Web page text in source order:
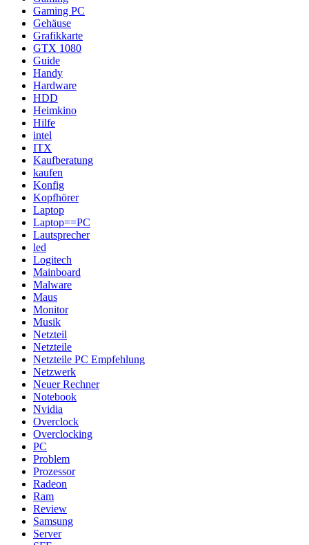
Gaming PC
Gehäuse
Grafikkarte
GTX 1080
Guide
Handy
Hardware
HDD
Heimkino
Hilfe
intel
ITX
Kaufberatung
kaufen
Konfig
Kopfhörer
Laptop
Laptop==PC
Lautsprecher
led
Logitech
Mainboard
Malware
Maus
Monitor
Musik
Netzteil
Netzteile
Netzteile PC Empfehlung
Netzwerk
Neuer Rechner
Notebook
Nvidia
Overclock
Overclocking
PC
Problem
Prozessor
Radeon
Ram
Review
Samsung
Server